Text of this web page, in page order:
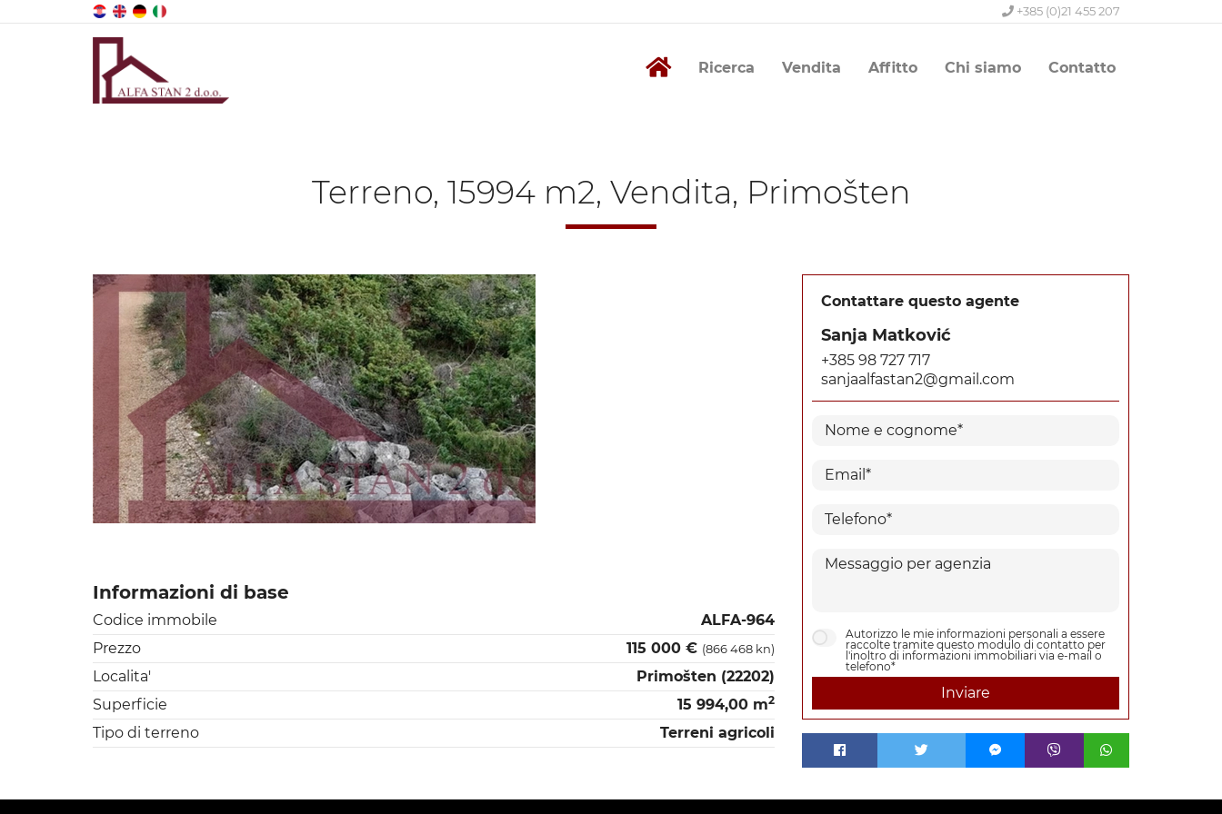
+385 (0)21 455 207
Ricerca Vendita Affitto Chi siamo Contatto
Terreno, 15994 m2, Vendita, Primošten
Informazioni di base
Codice immobile
ALFA-964
Prezzo
115 000 € (866 468 kn)
Localita'
Primošten (22202)
Superficie
15 994,00 m2
Tipo di terreno Terreni agricoli
Contattare questo agente
Sanja Matković
+385 98 727 717
sanjaalfastan2@gmail.com
Autorizzo le mie informazioni personali a essere
raccolte tramite questo modulo di contatto per
l'inoltro di informazioni immobiliari via e-mail o
telefono*
Inviare